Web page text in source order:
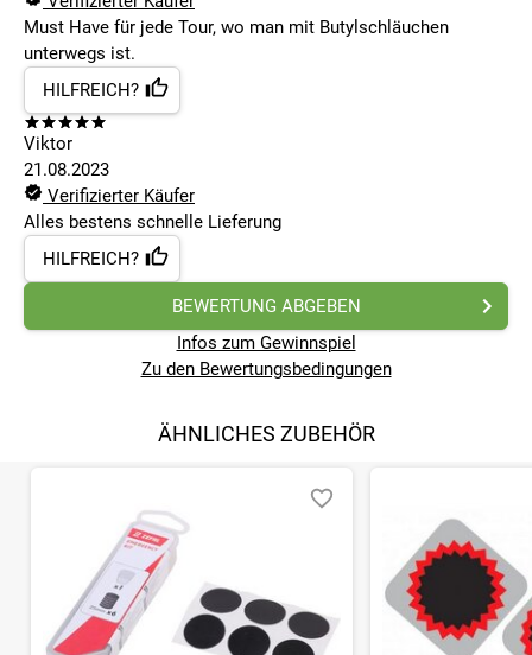
https://rema-tiptop.de/
Must Have für jede Tour, wo man mit Butylschläuchen
unterwegs ist.
HILFREICH?
Viktor
21.08.2023
Verifizierter Käufer
Alles bestens schnelle Lieferung
HILFREICH?
BEWERTUNG ABGEBEN
Infos zum Gewinnspiel
Zu den Bewertungsbedingungen
ÄHNLICHES ZUBEHÖR